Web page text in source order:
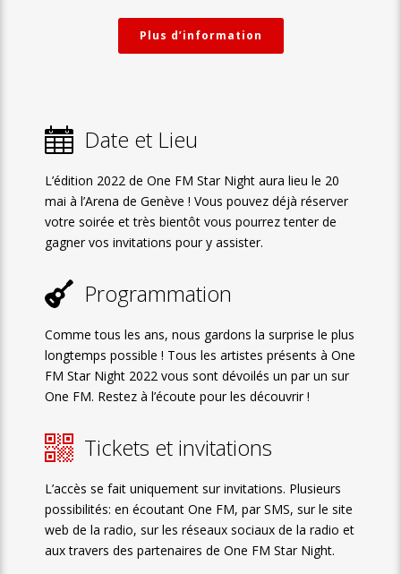
Plus d’information
Date et Lieu
L’édition 2022 de One FM Star Night aura lieu le 20
mai à l’Arena de Genève ! Vous pouvez déjà réserver
votre soirée et très bientôt vous pourrez tenter de
gagner vos invitations pour y assister.
Programmation
Comme tous les ans, nous gardons la surprise le plus
longtemps possible ! Tous les artistes présents à One
FM Star Night 2022 vous sont dévoilés un par un sur
One FM. Restez à l’écoute pour les découvrir !
Tickets et invitations
L’accès se fait uniquement sur invitations. Plusieurs
possibilités: en écoutant One FM, par SMS, sur le site
web de la radio, sur les réseaux sociaux de la radio et
aux travers des partenaires de One FM Star Night.